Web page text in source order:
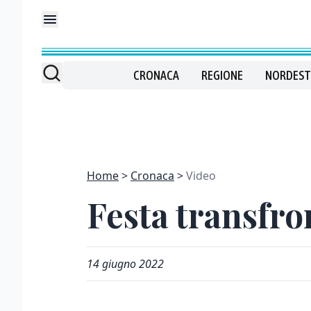
CRONACA REGIONE NORDEST
Home Cronaca Video
Festa
14 giugno 2022